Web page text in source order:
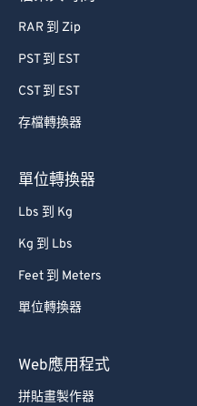
RAR 到 Zip
PST 到 EST
CST 到 EST
存檔轉換器
單位轉換器
Lbs 到 Kg
Kg 到 Lbs
Feet 到 Meters
單位轉換器
Web應用程式
拼貼畫製作器